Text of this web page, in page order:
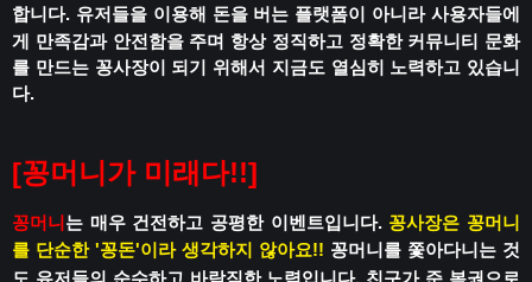
합니다. 유저들을 이용해 돈을 버는 플랫폼이 아니라 사용자들에
게 만족감과 안전함을 주며 항상 정직하고 정확한 커뮤니티 문화
를 만드는 꽁사장이 되기 위해서 지금도 열심히 노력하고 있습니
다.
[꽁머니가 미래다!!]
꽁머니 는 매우 건전하고 공평한 이벤트입니다. 꽁사장은 꽁머니
를 단순한 '꽁돈'이라 생각하지 않아요!! 꽁머니를 쫓아다니는 것